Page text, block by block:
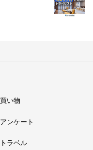
買い物
アンケート
トラベル